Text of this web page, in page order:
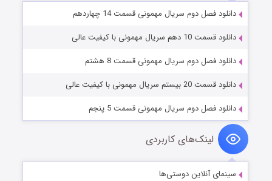
دانلود فصل دوم سریال مهمونی قسمت 14 چهاردهم
دانلود قسمت 10 دهم سریال مهمونی با کیفیت عالی
دانلود فصل دوم سریال مهمونی قسمت 8 هشتم
دانلود قسمت 20 بیستم سریال مهمونی با کیفیت عالی
دانلود فصل دوم سریال مهمونی قسمت 5 پنجم
لینک‌های کاربردی
سینمای آنلاین دوستی‌ها